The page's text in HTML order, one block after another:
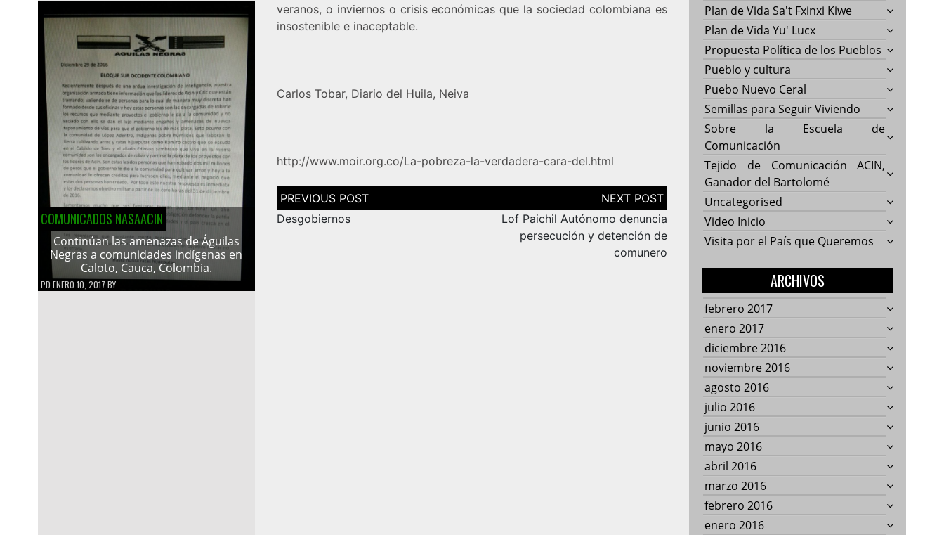
COMUNICADOS NASAACIN
Continúan las amenazas de Águilas
Negras a comunidades indígenas en
Caloto, Cauca, Colombia.
PD ENERO 10, 2017 BY
veranos, o inviernos o crisis económicas que la sociedad colombiana es
insostenible e inaceptable.
Carlos Tobar, Diario del Huila, Neiva
http://www.moir.org.co/La-pobreza-la-verdadera-cara-del.html
Navegación
de
entradas
Desgobiernos
Lof Paichil Autónomo denuncia
persecución y detención de
comunero
Plan de Vida Sa't Fxinxi Kiwe
Plan de Vida Yu' Lucx
Propuesta Política de los Pueblos
Pueblo y cultura
Puebo Nuevo Ceral
Semillas para Seguir Viviendo
Sobre la Escuela de
Comunicación
Tejido de Comunicación ACIN,
Ganador del Bartolomé
Uncategorised
Video Inicio
Visita por el País que Queremos
ARCHIVOS
febrero 2017
enero 2017
diciembre 2016
noviembre 2016
agosto 2016
julio 2016
junio 2016
mayo 2016
abril 2016
marzo 2016
febrero 2016
enero 2016